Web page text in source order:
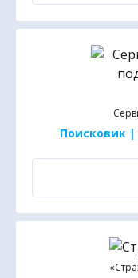
Поисковик |